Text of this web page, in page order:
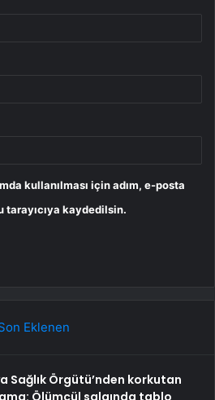
kullanılması için adım, e-posta
tarayıcıya kaydedilsin.
Eklenen
Sağlık Örgütü’nden korkutan